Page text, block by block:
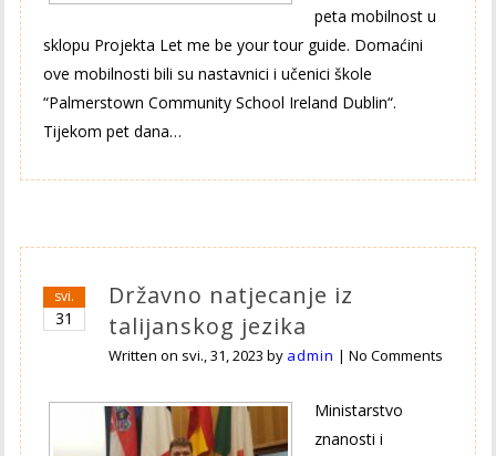
peta mobilnost u
sklopu Projekta Let me be your tour guide. Domaćini
ove mobilnosti bili su nastavnici i učenici škole
“Palmerstown Community School Ireland Dublin“.
Tijekom pet dana…
svi.
31
Državno natjecanje iz
talijanskog jezika
Written on svi., 31, 2023 by admin |No Comments
Ministarstvo
znanosti i